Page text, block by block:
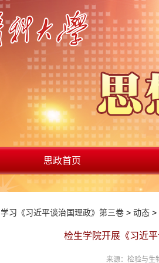
思政首页
学习《习近平谈治国理政》第三卷 > 动态 >
检生学院开展《习近
来源：检验与生